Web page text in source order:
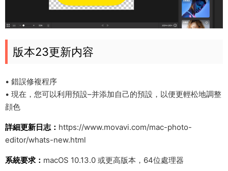
版本23更新内容
• 錯誤修複程序
• 現在，您可以利用預設–并添加自己的預設，以便更輕松地調整
顔色
詳細更新日志： https://www.movavi.com/mac-photo-
editor/whats-new.html
系統要求： macOS 10.13.0 或更高版本，64位處理器